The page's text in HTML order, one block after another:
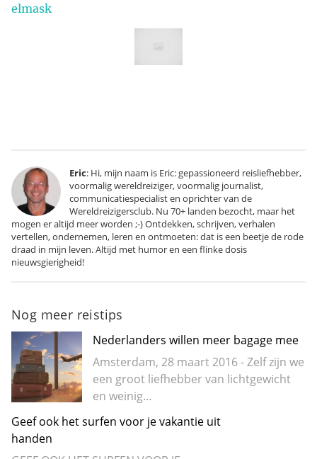
elmask
Eric: Hi, mijn naam is Eric: gepassioneerd reisliefhebber,
voormalig wereldreiziger, voormalig journalist,
communicatiespecialist en oprichter van de
Wereldreizigersclub. Nu 70+ landen bezocht, maar het
mogen er altijd meer worden ;-) Ontdekken, schrijven, verhalen
vertellen, ondernemen, leren en ontmoeten: dat is een beetje de rode
draad in mijn leven. Altijd met humor en een flinke dosis
nieuwsgierigheid!
Nog meer reistips
Nederlanders willen meer bagage mee
Amsterdam, 28 maart 2016 - Zelf zijn we
een groot liefhebber van lichtgewicht
en weinig…
Geef ook het surfen voor je vakantie uit
handen